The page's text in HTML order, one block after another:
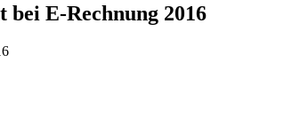
bei E-Rechnung 2016